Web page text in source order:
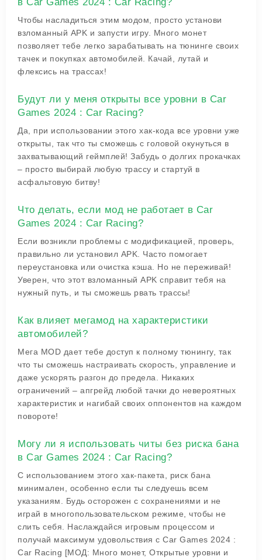
Чтобы насладиться этим модом, просто установи
взломанный APK и запусти игру. Много монет
позволяет тебе легко зарабатывать на тюнинге своих
тачек и покупках автомобилей. Качай, лутай и
флексись на трассах!
Будут ли у меня открыты все уровни в Car
Games 2024 : Car Racing?
Да, при использовании этого хак-кода все уровни уже
открыты, так что ты сможешь с головой окунуться в
захватывающий геймплей! Забудь о долгих прокачках
– просто выбирай любую трассу и стартуй в
асфальтовую битву!
Что делать, если мод не работает в Car
Games 2024 : Car Racing?
Если возникли проблемы с модификацией, проверь,
правильно ли установил APK. Часто помогает
переустановка или очистка кэша. Но не переживай!
Уверен, что этот взломанный APK справит тебя на
нужный путь, и ты сможешь рвать трассы!
Как влияет мегамод на характеристики
автомобилей?
Мега MOD дает тебе доступ к полному тюнингу, так
что ты сможешь настраивать скорость, управление и
даже ускорять разгон до предела. Никаких
ограничений – апгрейд любой тачки до невероятных
характеристик и нагибай своих оппонентов на каждом
повороте!
Могу ли я использовать читы без риска бана
в Car Games 2024 : Car Racing?
С использованием этого хак-пакета, риск бана
минимален, особенно если ты следуешь всем
указаниям. Будь осторожен с сохранениями и не
играй в многопользовательском режиме, чтобы не
слить себя. Наслаждайся игровым процессом и
получай максимум удовольствия с Car Games 2024 :
Car Racing [МОД: Много монет, Открытые уровни и